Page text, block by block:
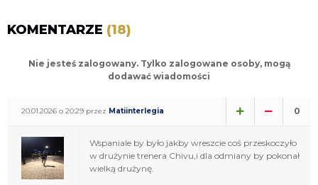
KOMENTARZE (18)
Nie jesteś zalogowany. Tylko zalogowane osoby, mogą
dodawać wiadomości
20.01.2026 o 20:29 przez Matiinterlegia 0
Wspaniale by było jakby wreszcie coś przeskoczyło
w drużynie trenera Chivu,i dla odmiany by pokonał
wielką drużynę.